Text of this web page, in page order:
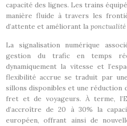
capacité des lignes. Les trains
manière fluide à travers les
d’attente et améliorant la ponctualité
La signalisation numérique
gestion du trafic en temps
dynamiquement la vitesse et
flexibilité accrue se traduit par
sillons disponibles et une réduction
fret et de voyageurs. À terme,
d’accroître de 20 à 30% la
européen, offrant ainsi de